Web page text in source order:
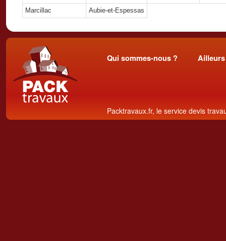
Marcillac Aubie-et-Espessas
Qui sommes-nous ?
Packtravaux.fr, le service devis